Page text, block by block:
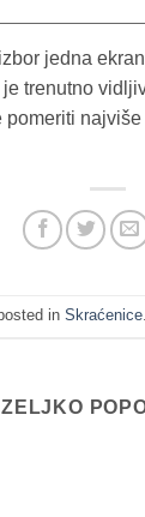
jedna
trenutno
pomeriti
in Skraćenice
ZELJKO